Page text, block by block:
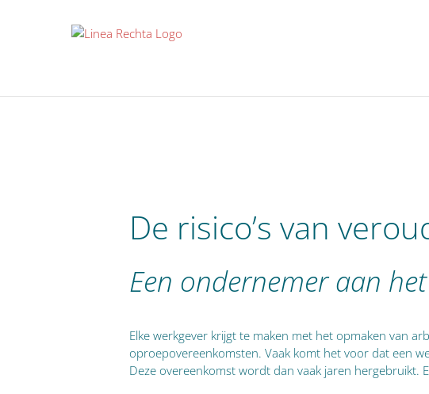
De risico’s van
Een ondernemer aan
Elke werkgever krijgt te maken met het opmaken van
oproepovereenkomsten. Vaak komt het voor dat een
Deze overeenkomst wordt dan vaak jaren hergebruikt.